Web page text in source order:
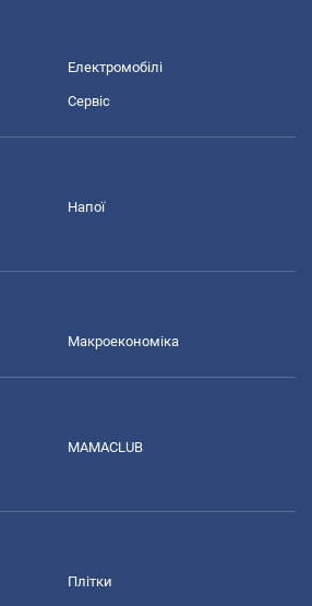
Електромобілі
Сервіс
Напої
Макроекономіка
MAMACLUB
Плітки